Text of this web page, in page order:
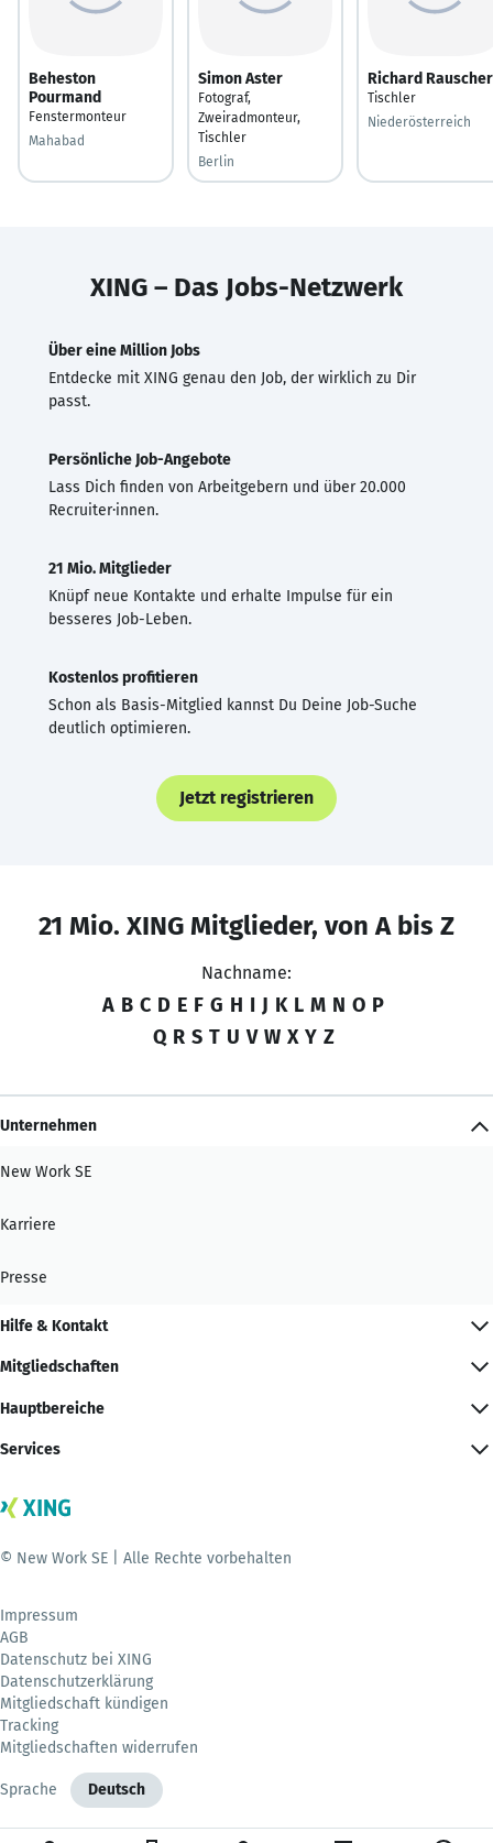
Beheston
Pourmand
Fenstermonteur
Mahabad
Simon Aster
Fotograf,
Zweiradmonteur,
Tischler
Berlin
Richard Rauscher
Tischler
Niederösterreich
XING – Das Jobs-Netzwerk
Über eine Million Jobs
Entdecke mit XING genau den Job, der wirklich zu Dir
passt.
Persönliche Job-Angebote
Lass Dich finden von Arbeitgebern und über 20.000
Recruiter·innen.
21 Mio. Mitglieder
Knüpf neue Kontakte und erhalte Impulse für ein
besseres Job-Leben.
Kostenlos profitieren
Schon als Basis-Mitglied kannst Du Deine Job-Suche
deutlich optimieren.
Jetzt registrieren
21 Mio. XING Mitglieder, von A bis Z
Nachname:
A B C D E F G H I J K L M N O P
Q R S T U V W X Y Z
Unternehmen
New Work SE
Karriere
Presse
Hilfe & Kontakt
Mitgliedschaften
Hauptbereiche
Services
© New Work SE | Alle Rechte vorbehalten
Impressum
AGB
Datenschutz bei XING
Datenschutzerklärung
Mitgliedschaft kündigen
Tracking
Mitgliedschaften widerrufen
Sprache Deutsch